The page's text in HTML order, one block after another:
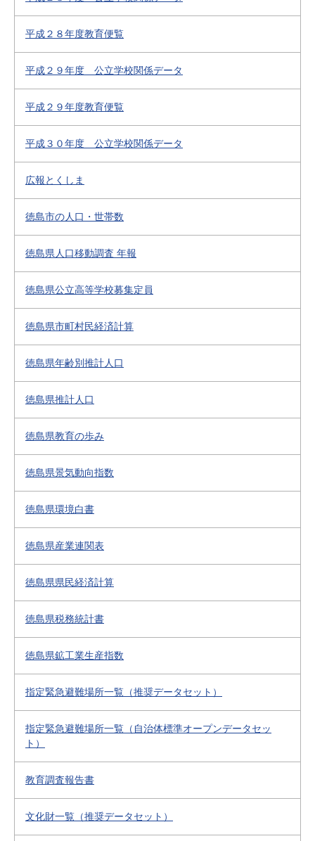
平成２８年度教育便覧
平成２９年度 公立学校関係データ
平成２９年度教育便覧
平成３０年度 公立学校関係データ
広報とくしま
徳島市の人口・世帯数
徳島県人口移動調査 年報
徳島県公立高等学校募集定員
徳島県市町村民経済計算
徳島県年齢別推計人口
徳島県推計人口
徳島県教育の歩み
徳島県景気動向指数
徳島県環境白書
徳島県産業連関表
徳島県県民経済計算
徳島県税務統計書
徳島県鉱工業生産指数
指定緊急避難場所一覧（推奨データセット）
指定緊急避難場所一覧（自治体標準オープンデータセッ
ト）
教育調査報告書
文化財一覧（推奨データセット）